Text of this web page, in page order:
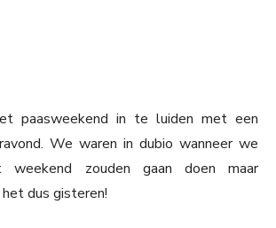
paasweekend in te luiden met een
We waren in dubio wanneer we
zouden gaan doen maar
dus gisteren!